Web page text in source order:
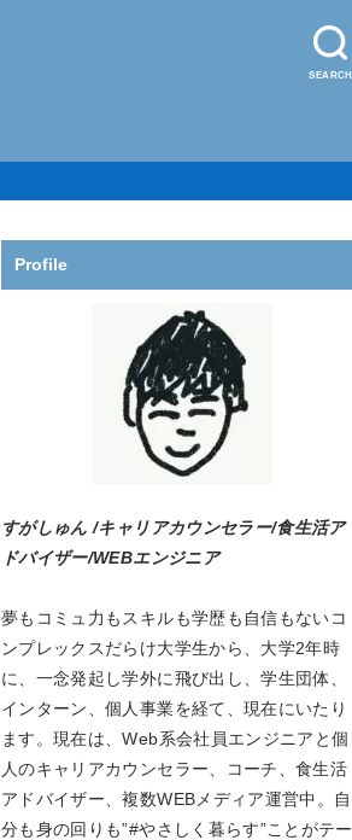
SEARCH
Profile
すがしゅん /キャリアカウンセラー/食生活ア
ドバイザー/WEBエンジニア
夢もコミュ力もスキルも学歴も自信もないコ
ンプレックスだらけ大学生から、大学2年時
に、一念発起し学外に飛び出し、学生団体、
インターン、個人事業を経て、現在にいたり
ます。現在は、Web系会社員エンジニアと個
人のキャリアカウンセラー、コーチ、食生活
アドバイザー、複数WEB メディア運営中。自
分も身の回りも”#やさしく暮らす”ことがテー